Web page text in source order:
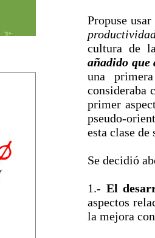
Propuse
cultura de
añadido que
una
consideraba
primer
pseudo-
esta clase
Se decidió
1.- El
aspectos
la mejora